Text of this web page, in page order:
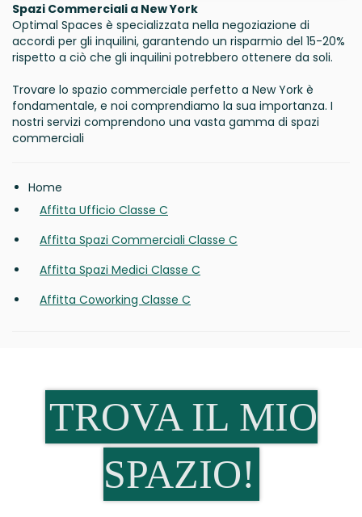
Spazi Commerciali a New York
Optimal Spaces è specializzata nella negoziazione di
accordi per gli inquilini, garantendo un risparmio del 15-20%
rispetto a ciò che gli inquilini potrebbero ottenere da soli.
Trovare lo spazio commerciale perfetto a New York è
fondamentale, e noi comprendiamo la sua importanza. I
nostri servizi comprendono una vasta gamma di spazi
commerciali
Home
Affitta Ufficio Classe C
Affitta Spazi Commerciali Classe C
Affitta Spazi Medici Classe C
Affitta Coworking Classe C
TROVA IL MIO
SPAZIO!